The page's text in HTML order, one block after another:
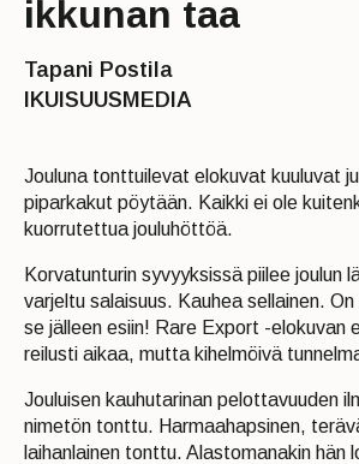
ikkunan taa
Tapani Postila
IKUISUUSMEDIA
Jouluna tonttuilevat elokuvat kuuluvat
piparkakut pöytään. Kaikki ei ole
kuorrutettua jouluhöttöä.
Korvatunturin syvyyksissä piilee joulun
varjeltu salaisuus. Kauhea sellainen.
se jälleen esiin! Rare Export -elokuvan
reilusti aikaa, mutta kihelmöivä
Jouluisen kauhutarinan pelottavuuden
nimetön tonttu. Harmaahapsinen,
laihanlainen tonttu. Alastomanakin hän